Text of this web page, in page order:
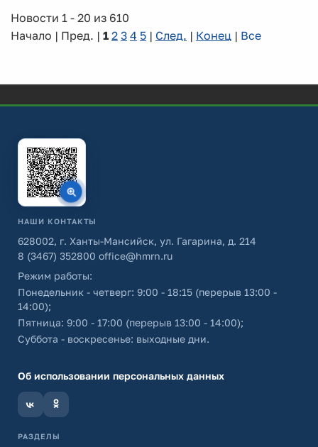
Новости 1 - 20 из 610
Начало | Пред. | 1 2 3 4 5 | След. | Конец | Все
НАШИ КОНТАКТЫ
628002, г. Ханты-Мансийск, ул. Гагарина, д. 214
8 (3467) 352800 office@hmrn.ru
Режим работы:
Понедельник - четверг: 9:00 - 18:15 (перерыв 13:00 -
14:00);
Пятница: 9:00 - 17:00 (перерыв 13:00 - 14:00);
Суббота - воскресенье: выходные дни.
Об использовании персональных данных
РАЗДЕЛЫ